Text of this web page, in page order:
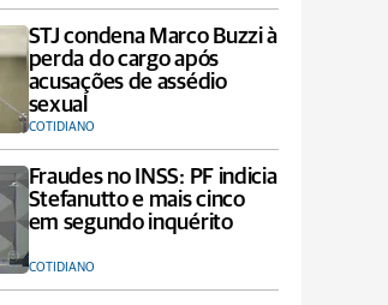
STJ condena Marco Buzzi à
perda do cargo após
acusações de assédio
sexual
COTIDIANO
Fraudes no INSS: PF indicia
Stefanutto e mais cinco
em segundo inquérito
COTIDIANO